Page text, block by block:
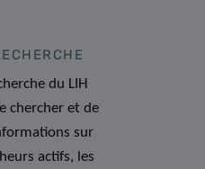
du LIH
chercher et de
sur
actifs, les